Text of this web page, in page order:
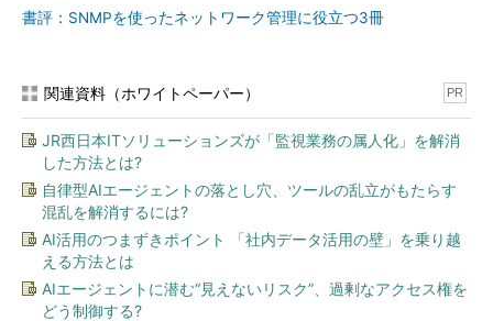
稼働監視とひとまとめにしていますが、監視要件によって利用
1.ネットワークの稼働監視
ネットワークの稼働監視に有用なプロトコルとしてICMPがあ
ります。ICMPの実装はpingコマンドやtracerouteコマンドで親
しまれています。ネットワークの疎通を確認するための最も基本
的なステップとして、監視においてもICMPを活用することがで
きます。いわゆるネットワーク・ノードとしての生き死には
ICMPによって確認できます。
書評：SNMPを使ったネットワーク管理に役立つ3冊
関連資料（ホワイトペーパー） PR
JR西日本ITソリューションズが「監視業務の属人化」を解消
した方法とは?
自律型AIエージェントの落とし穴、ツールの乱立がもたらす
混乱を解消するには?
AI活用のつまずきポイント 「社内データ活用の壁」を乗り越
える方法とは
AIエージェントに潜む“見えないリスク”、過剰なアクセス権を
どう制御する?